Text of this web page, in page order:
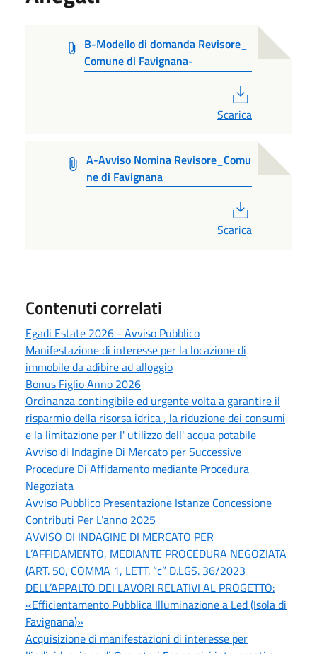
B-Modello di domanda Revisore_
Comune di Favignana-
Scarica
A-Avviso Nomina Revisore_Comu
ne di Favignana
Scarica
Contenuti correlati
Egadi Estate 2026 - Avviso Pubblico
Manifestazione di interesse per la locazione di
immobile da adibire ad alloggio
Bonus Figlio Anno 2026
Ordinanza contingibile ed urgente volta a garantire il
risparmio della risorsa idrica , la riduzione dei consumi
e la limitazione per l' utilizzo dell' acqua potabile
Avviso di Indagine Di Mercato per Successive
Procedure Di Affidamento mediante Procedura
Negoziata
Avviso Pubblico Presentazione Istanze Concessione
Contributi Per L’anno 2025
AVVISO DI INDAGINE DI MERCATO PER
L’AFFIDAMENTO, MEDIANTE PROCEDURA NEGOZIATA
(ART. 50, COMMA 1, LETT. “c” D.LGS. 36/2023
DELL’APPALTO DEI LAVORI RELATIVI AL PROGETTO:
«Efficientamento Pubblica Illuminazione a Led (Isola di
Favignana)»
Acquisizione di manifestazioni di interesse per